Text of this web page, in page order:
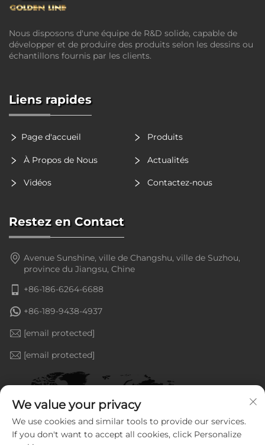
Nous disposons d'une équipe de R&D solide, capable de
développer et de produire des produits selon les dessins ou
échantillons fournis par les clients.
Liens rapides
Page d'accueil Produits
À Propos de Nous Actualités
Vidéos Contactez-nous
Restez en Contact
Avenue Sunshine, ville de Changshu, ville de Suzhou,
province du Jiangsu, Chine
+86-186-6264-6688
+86-189-9438-4937
[email protected]
[email protected]
We value your privacy
We use cookies and similar tools to provide our services.
If you don't want to accept all cookies, click Personalize